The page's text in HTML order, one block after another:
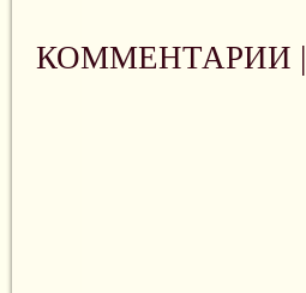
КОММЕНТАРИИ |